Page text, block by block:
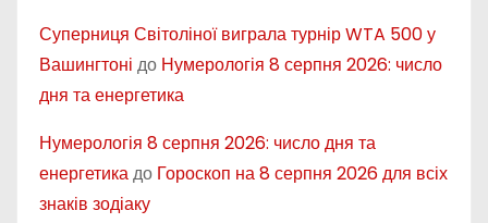
Суперниця Світоліної виграла турнір WTA 500 у
Вашингтоні до Нумерологія 8 серпня 2026: число
дня та енергетика
Нумерологія 8 серпня 2026: число дня та
енергетикадо Гороскоп на 8 серпня 2026 для всіх
знаків зодіаку